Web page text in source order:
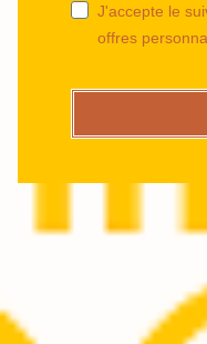
J'accepte le
offres